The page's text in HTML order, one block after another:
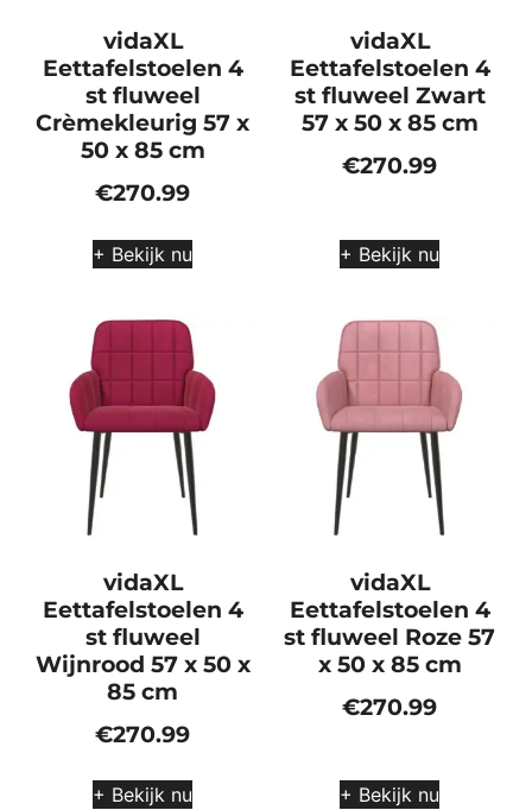
vidaXL
Eettafelstoelen 4
st fluweel
Crèmekleurig 57 x
50 x 85 cm
€270.99
+ Bekijk nu
vidaXL
Eettafelstoelen 4
st fluweel Zwart
57 x 50 x 85 cm
€270.99
+ Bekijk nu
vidaXL
Eettafelstoelen 4
st fluweel
Wijnrood 57 x 50 x
85 cm
€270.99
+ Bekijk nu
vidaXL
Eettafelstoelen 4
st fluweel Roze 57
x 50 x 85 cm
€270.99
+ Bekijk nu